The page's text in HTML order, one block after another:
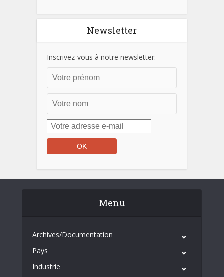
Newsletter
Inscrivez-vous à notre newsletter:
Menu
Archives/Documentation
Pays
Industrie